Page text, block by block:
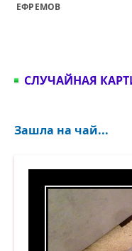
ЕФРЕМОВ
СЛУЧАЙНАЯ
Зашла на чай...